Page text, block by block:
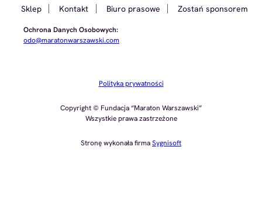
Sklep Kontakt Biuro prasowe Zostań sponsorem
Ochrona Danych Osobowych:
odo@maratonwarszawski.com
Polityka prywatności
Copyright © Fundacja “Maraton Warszawski”
Wszystkie prawa zastrzeżone
Stronę wykonała firmaSygnisoft